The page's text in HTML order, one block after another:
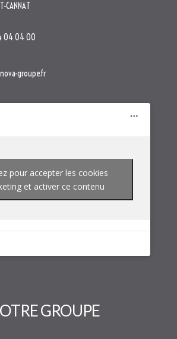
CANNAT
04 04 00
groupe.fr
pour accepter les cookies
et activer ce contenu
GROUPE